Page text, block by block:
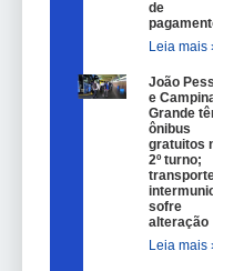
de
pagamento.
Leia mais »
João Pessoa
e Campina
Grande têm
ônibus
gratuitos no
2º turno;
transporte
intermunicipal
sofre
alteração
Leia mais »